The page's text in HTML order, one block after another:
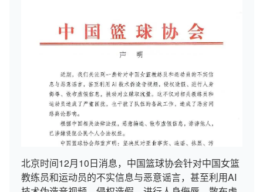
北京时间12月10日消息，中国篮球协会针对中国女篮
教练员和运动员的不实信息与恶意谣言，甚至利用AI